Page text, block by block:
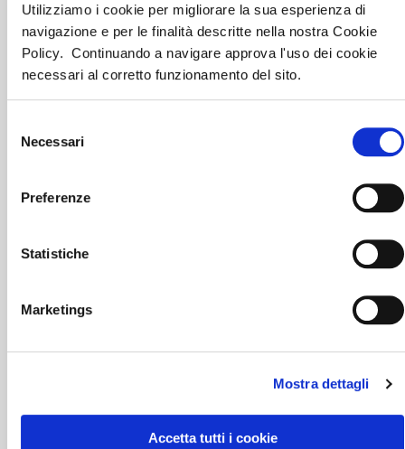
Utilizziamo i cookie per migliorare la sua esperienza di
navigazione e per le finalità descritte nella nostra Cookie
Policy. Continuando a navigare approva l'uso dei cookie
necessari al corretto funzionamento del sito.
delNecessari
Preferenze
Statistiche
Marketings
Mostra dettagli
Accetta tutti i cookie
HOTEL LA BELLE ETOILE
VAI ALLA STRUTTURA
VAI ALLA STRUTTURA